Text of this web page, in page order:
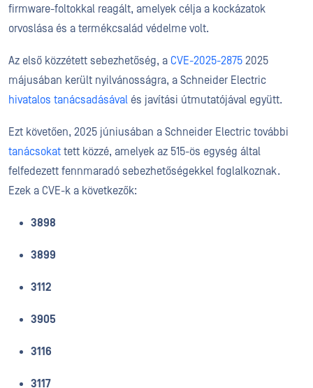
firmware-foltokkal reagált, amelyek célja a kockázatok
orvoslása és a termékcsalád védelme volt.
Az első közzétett sebezhetőség, a CVE-2025-2875 2025
májusában került nyilvánosságra, a Schneider Electric
hivatalos tanácsadásával és javítási útmutatójával együtt.
Ezt követően, 2025 júniusában a Schneider Electric további
tanácsokat tett közzé, amelyek az 515-ös egység által
felfedezett fennmaradó sebezhetőségekkel foglalkoznak.
Ezek a CVE-k a következők:
3898
3899
3112
3905
3116
3117